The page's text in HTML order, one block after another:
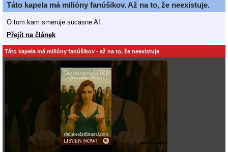
Táto kapela má milióny fanúšikov. Až na to, že neexistuje.
O tom kam smeruje sucasne AI.
Přejít na článek
Táto kapela má milióny fanúšikov - až na to, že neexistuje